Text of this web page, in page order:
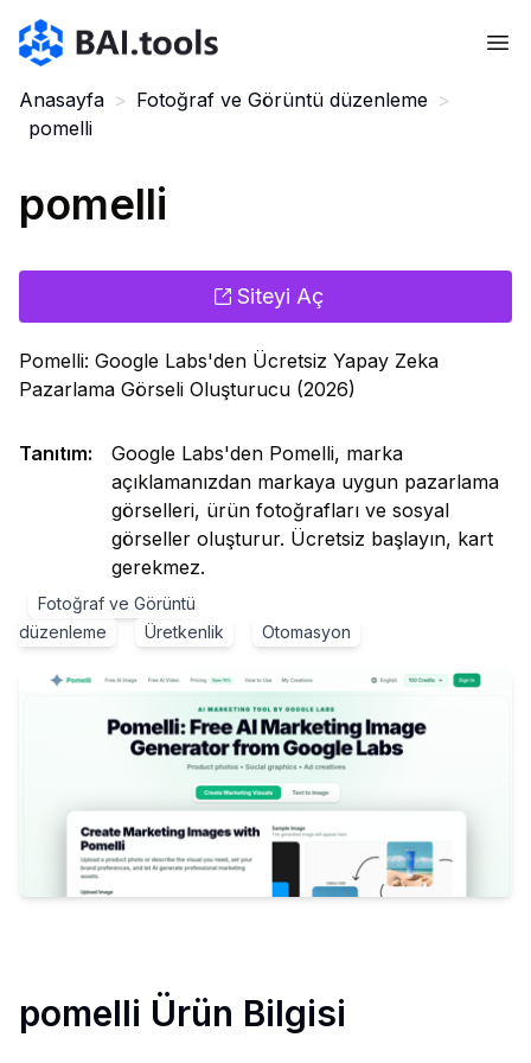
Bai.tools
Anasayfa > Fotoğraf ve Görüntü düzenleme >
pomelli
pomelli
Siteyi Aç
Pomelli: Google Labs'den Ücretsiz Yapay Zeka
Pazarlama Görseli Oluşturucu (2026)
Tanıtım:
Google Labs'den Pomelli, marka
açıklamanızdan markaya uygun pazarlama
görselleri, ürün fotoğrafları ve sosyal
görseller oluşturur. Ücretsiz başlayın, kart
gerekmez.
Fotoğraf ve Görüntü
düzenleme
Üretkenlik Otomasyon
pomelli Ürün Bilgisi